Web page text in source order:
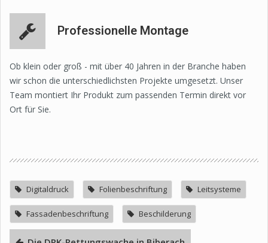
Professionelle Montage
Ob klein oder groß - mit über 40 Jahren in der Branche haben
wir schon die unterschiedlichsten Projekte umgesetzt. Unser
Team montiert Ihr Produkt zum passenden Termin direkt vor
Ort für Sie.
Digitaldruck Folienbeschriftung Leitsysteme
Fassadenbeschriftung Beschilderung